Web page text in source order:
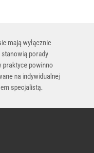
mają wyłącznie
porady
praktyce powinno
na indywidualnej
specjalistą.